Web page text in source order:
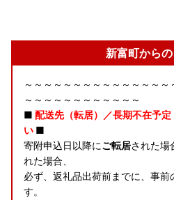
新富町から
～～～～～～～～～～～～～～
～～～～～～～～～～～～
■ 配送先（転居）／長期不在予
い ■
寄附申込日以降にご転居された場
れた場合、
必ず、返礼品出荷前までに、事前
す。